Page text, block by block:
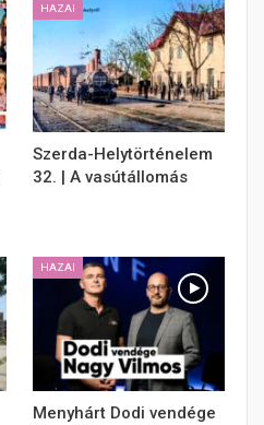
HAZAI
Szerda-Helytörténelem
32. | A vasútállomás
HAZAI
Menyhárt Dodi vendége